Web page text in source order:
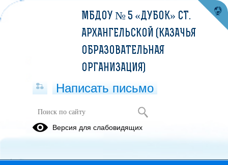
Правила пожарной безопасности.
С наступлением осенне-зимнего сезона возрастает
МБДОУ № 5 «ДУБОК» СТ.
АРХАНГЕЛЬСКОЙ (КАЗАЧЬЯ
ОБРАЗОВАТЕЛЬНАЯ
ОРГАНИЗАЦИЯ)
Написать письмо
Версия для слабовидящих